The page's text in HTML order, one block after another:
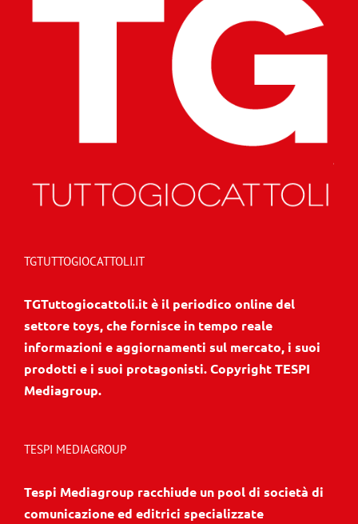
TGTUTTOGIOCATTOLI.IT
TGTuttogiocattoli.it è il periodico online del
settore toys, che fornisce in tempo reale
informazioni e aggiornamenti sul mercato, i suoi
prodotti e i suoi protagonisti. Copyright TESPI
Mediagroup.
TESPI MEDIAGROUP
Tespi Mediagroup racchiude un pool di società di
comunicazione ed editrici specializzate